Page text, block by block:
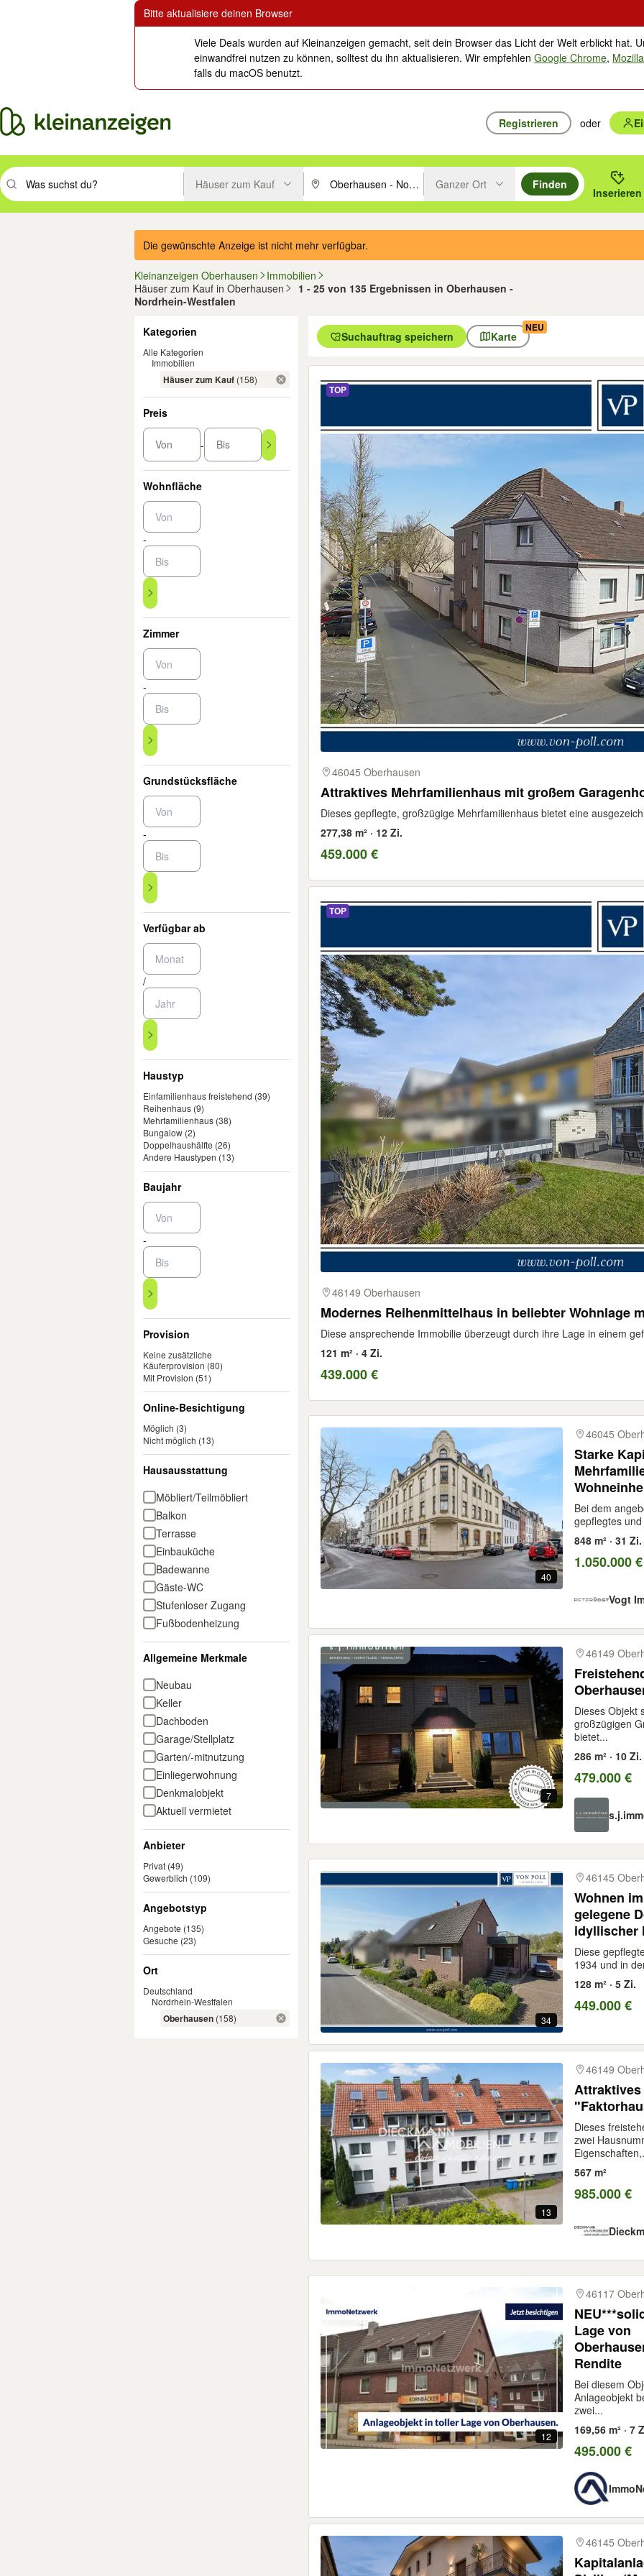
Bitte aktualisiere deinen Browser
Viele Deals wurden auf Kleinanzeigen gemacht, seit dein Browser das Licht der Welt erblickt hat.
einwandfrei nutzen zu können, solltest du ihn aktualisieren. Wir empfehlenGoogle Chrome,
falls du macOS benutzt.
Registrieren oder
Suchbegriff eingeben. Eingabetaste drücken um zu suchen, oder Vorschläge mit den Pfeiltasten nach oben/unten durchsuchen und mit
Häuser zum Kauf PLZ oder Ort eingeben. Eingabetaste drücken um zu suchen, oder
Ganzer Ort
Finden
Inserieren
Die gewünschte Anzeige ist nicht mehr verfügbar.
Kleinanzeigen Oberhausen
Immobilien
Häuser zum Kauf in Oberhausen
1 - 25 von 135 Ergebnissen in Oberhausen -
Nordrhein-Westfalen
Kategorien
Alle Kategorien
Immobilien
Häuser zum Kauf (158)
Preis
Von - Bis
Wohnfläche
-
Zimmer
-
Grundstücksfläche
-
Verfügbar ab
/
Haustyp
Einfamilienhaus freistehend (39)
Reihenhaus (9)
Mehrfamilienhaus (38)
Bungalow (2)
Doppelhaushälfte (26)
Andere Haustypen (13)
Baujahr
-
Provision
Keine zusätzliche
Käuferprovision (80)
Mit Provision (51)
Online-Besichtigung
Möglich (3)
Nicht möglich (13)
Hausausstattung
Möbliert/Teilmöbliert
Balkon
Terrasse
Einbauküche
Badewanne
Gäste-WC
Stufenloser Zugang
Fußbodenheizung
Allgemeine Merkmale
Neubau
Keller
Dachboden
Garage/Stellplatz
Garten/-mitnutzung
Einliegerwohnung
Denkmalobjekt
Aktuell vermietet
Anbieter
Privat (49)
Gewerblich (109)
Angebotstyp
Angebote (135)
Gesuche (23)
Ort
Deutschland
Nordrhein-Westfalen
Oberhausen (158)
Suchauftrag speichern Karte
NEU
Ergebnisse
TOP
46045 Oberhausen
Attraktives Mehrfamilienhaus mit großem
Dieses gepflegte, großzügige Mehrfamilienhaus bietet eine
277,38 m² · 12 Zi.
459.000 €
TOP
46149 Oberhausen
Modernes Reihenmittelhaus in beliebter Wohnlage
Diese ansprechende Immobilie überzeugt durch ihre Lage in einem
121 m² · 4 Zi.
439.000 €
40
46045
Starke
Bei dem
gepflegtes
848 m² · 31 Zi.
1.050.000 €
Vogt
7
46149
Dieses Objekt
großzügigen
bietet...
286 m² · 10 Zi.
479.000 €
34
46145
Wohnen
gelegene
idyllischer
Diese
1934 und in
128 m² · 5 Zi.
449.000 €
13
46149
Dieses
zwei
567 m²
985.000 €
12
46117
Lage von
Rendite
Bei diesem
Anlageobjekt
zwei...
169,56 m² · 7
495.000 €
46145